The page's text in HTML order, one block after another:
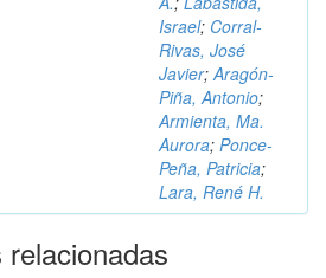
Israel; Corral-
Rivas, José
Javier;Aragón-
Piña, Antonio;
Armienta, Ma.
Aurora; Ponce-
Peña, Patricia;
Lara, René H.